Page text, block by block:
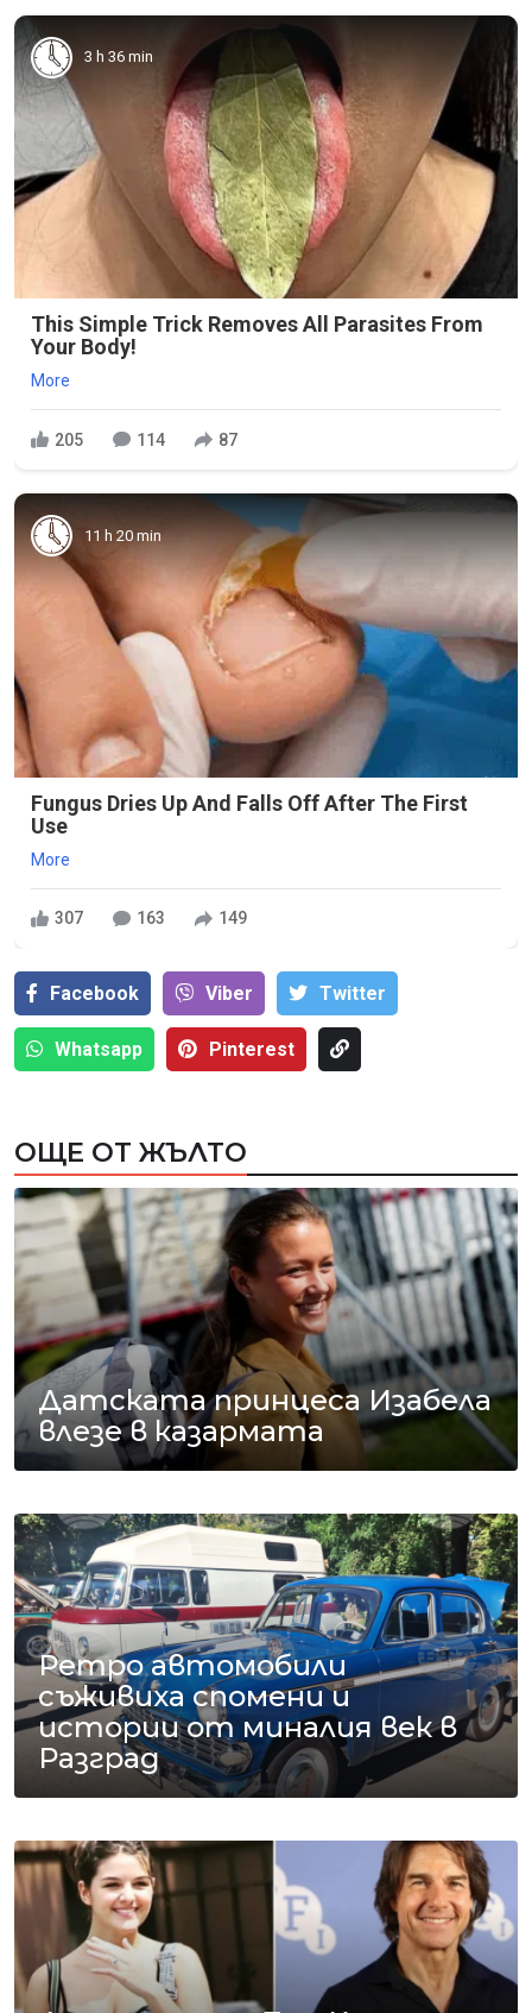
3 h 36 min
This Simple Trick Removes All Parasites From
Your Body!
More
205 114 87
11 h 20 min
Fungus Dries Up And Falls Off After The First
Use
More
307 163 149
Facebook Viber Тwitter
Whatsapp Pinterest
ОЩЕ ОТ ЖЪЛТО
Датската принцеса Изабела
влезе в казармата
Ретро автомобили
съживиха спомени и
истории от миналия век в
Разград